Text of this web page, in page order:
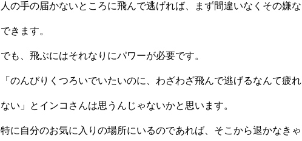
人の手の届かないところに飛んで逃げれば、まず間違いなくその嫌
できます。
でも、飛ぶにはそれなりにパワーが必要です。
「のんびりくつろいでいたいのに、わざわざ飛んで逃げるなんて疲
ない」とインコさんは思うんじゃないかと思います。
特に自分のお気に入りの場所にいるのであれば、そこから退かなき